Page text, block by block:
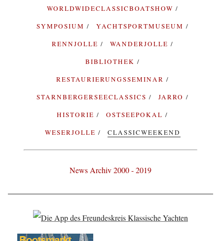
WORLDWIDECLASSICBOATSHOW
SYMPOSIUM
YACHTSPORTMUSEUM
RENNJOLLE
WANDERJOLLE
BIBLIOTHEK
RESTAURIERUNGSSEMINAR
STARNBERGERSEECLASSICS
JARRO
HISTORIE
OSTSEEPOKAL
WESERJOLLE
CLASSICWEEKEND
News Archiv 2000 - 2019